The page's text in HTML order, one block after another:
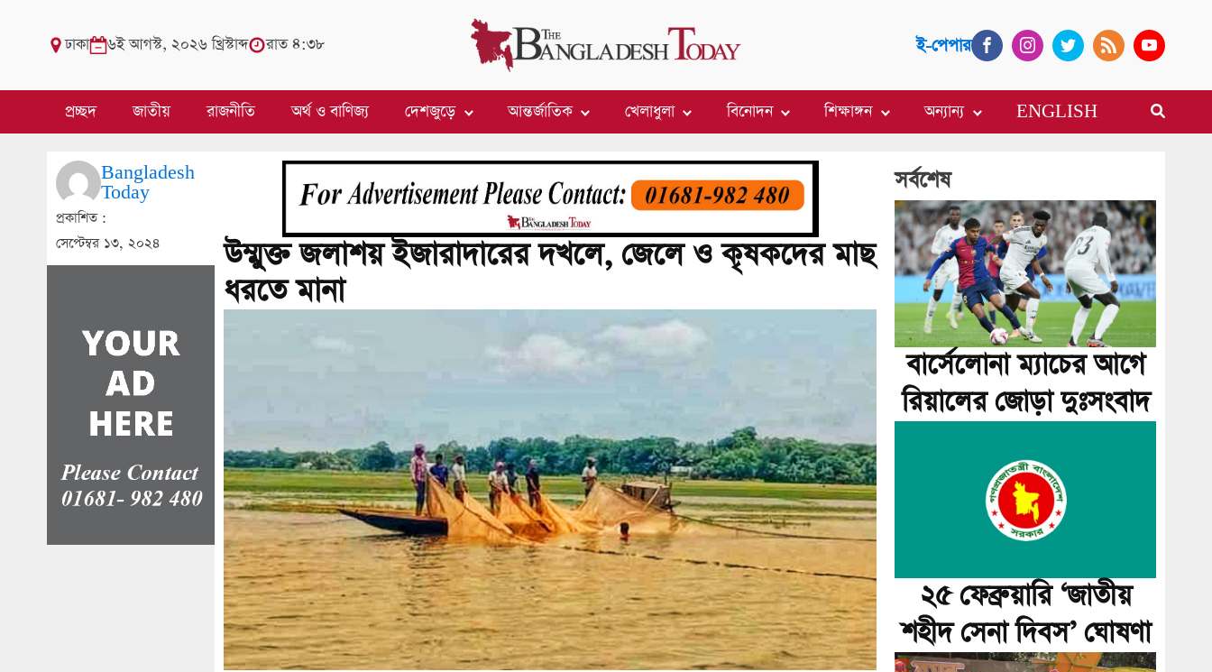
ঢাকা ৬ই আগস্ট, ২০২৬ খ্রিস্টাব্দ রাত ৪:৩৮ ই-পেপার
প্রচ্ছদ জাতীয় রাজনীতি অর্থ ও বাণিজ্য দেশজুড়ে আন্তর্জাতিক খেলাধুলা বিনোদন শিক্ষাঙ্গন অন্যান্য ENGLISH
Bangladesh
Today
প্রকাশিত :
সেপ্টেম্বর ১৩, ২০২৪
উম্মুক্ত জলাশয় ইজারাদারের দখলে, জেলে ও কৃষকদের মাছ
ধরতে মানা
সর্বশেষ
বার্সেলোনা ম্যাচের আগে
রিয়ালের জোড়া দুঃসংবাদ
২৫ ফেব্রুয়ারি ‘জাতীয়
শহীদ সেনা দিবস’ ঘোষণা